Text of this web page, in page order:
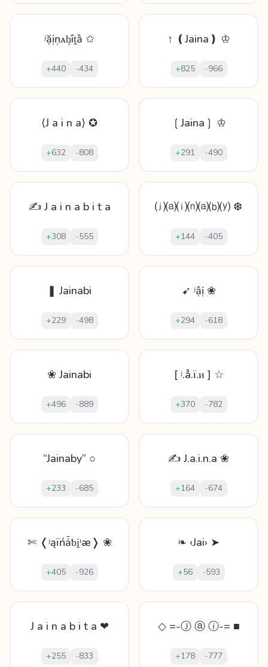
ʲặịṇᴀᶀîṱȁ ✩
+440 -434
↑ ❪Jaina❫ ♔
+825 -966
⟨J a i n a⟩ ✪
+632 -808
❲Jaina❳ ♔
+291 -490
✍ J a i n a b i t a
+308 -555
⒥⒜⒤⒩⒜⒝⒴ ❆
+144 -405
❚ Jainabi
+229 -498
➹ ʲậị ❀
+294 -618
❀ Jainabi
+496 -889
[ ʲ.å.ï.ᴎ ] ☆
+370 -782
“Jainaby” ○
+233 -685
✍ J.a.i.n.a ❀
+164 -674
✄ ❬ʲąïńǡƅḭᵗæ❭ ❀
+405 -926
❧ ‹Jai› ➤
+56 -593
J a i n a b i t a ❤
+255 -833
◇ =-Ⓙ ⓐ ⓘ-= ■
+178 -777